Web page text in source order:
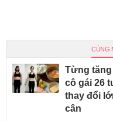
CÙNG
Từng
cô gái 26
thay đổi
cân